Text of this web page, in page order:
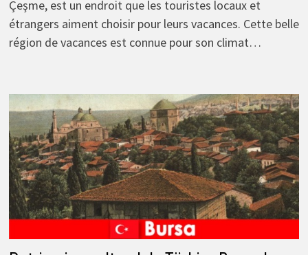
Çeşme, est un endroit que les touristes locaux et
étrangers aiment choisir pour leurs vacances. Cette belle
région de vacances est connue pour son climat…